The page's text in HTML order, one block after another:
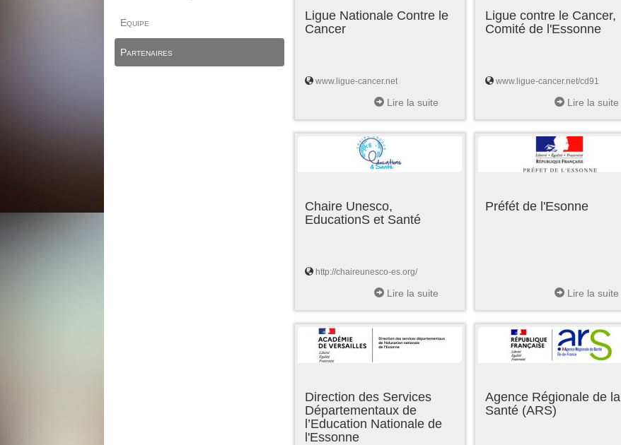
Equipe
Partenaires
Ligue Nationale Contre le
Cancer
www.ligue-cancer.net
Lire la suite
Ligue contre le Cancer,
Comité de l'Essonne
www.ligue-cancer.net/cd91
Lire la suite
Chaire Unesco,
EducationS et Santé
http://chaireunesco-es.org/
Lire la suite
Préfét de l'Esonne
Lire la suite
Direction des Services
Départementaux de
l’Education Nationale de
l'Essonne
Agence Régionale de la
Santé (ARS)